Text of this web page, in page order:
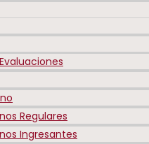
Regulares
Ingresantes